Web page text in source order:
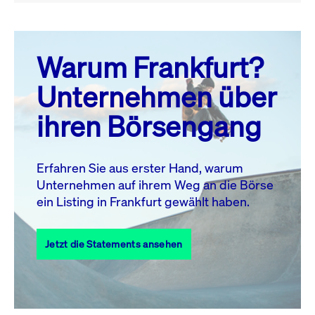
August 26
MO. DI. MI. DO. FR. SA. SO.
1
2
3
4 5 6 7 8
10 11 13 14
17
18 19 20 21 22
23
27 28
31
Alle Events
Warum Frankfurt?
Unternehmen über
ihren Börsengang
Erfahren Sie aus erster Hand, warum
Unternehmen auf ihrem Weg an die Börse
ein Listing in Frankfurt gewählt haben.
Jetzt die Statements ansehen